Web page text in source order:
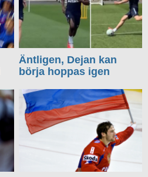
Äntligen, Dejan kan
börja hoppas igen